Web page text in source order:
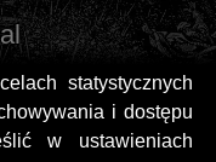
statystycznych
i dostępu
w ustawieniach